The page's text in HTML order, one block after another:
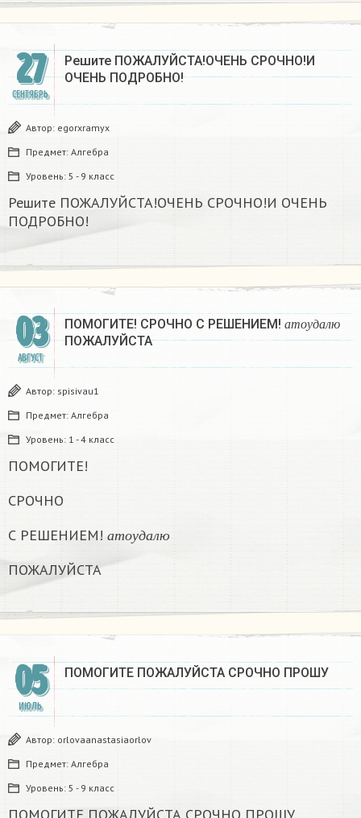
27
СЕНТЯБРЬ
Решите ПОЖАЛУЙСТА!ОЧЕНЬ СРОЧНО!И
ОЧЕНЬ ПОДРОБНО!
Автор: egorxramyx
Предмет: Алгебра
Уровень: 5 - 9 класс
Решите ПОЖАЛУЙСТА!ОЧЕНЬ СРОЧНО!И ОЧЕНЬ
ПОДРОБНО!
03
АВГУСТ
ПОМОГИТЕ! СРОЧНО С РЕШЕНИЕМ! а т о у д ал ю
атоуд лю
ПОЖАЛУЙСТА
Автор: spisivau1
Предмет: Алгебра
Уровень: 1 - 4 класс
ПОМОГИТЕ!
СРОЧНО
С РЕШЕНИЕМ!
а т о у д ал ю
ПОЖАЛУЙСТА
05
ИЮЛЬ
ПОМОГИТЕ ПОЖАЛУЙСТА СРОЧНО ПРОШУ
Автор: orlovaanastasiaorlov
Предмет: Алгебра
Уровень: 5 - 9 класс